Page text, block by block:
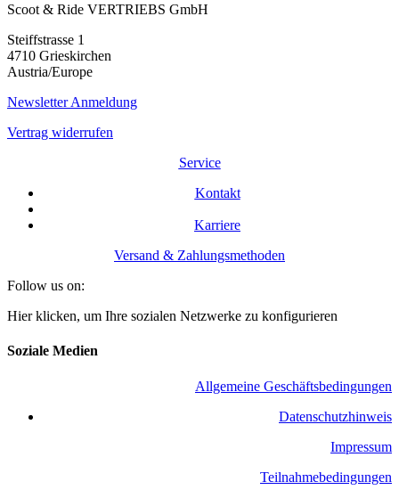
Scoot & Ride VERTRIEBS GmbH
Steiffstrasse 1
4710 Grieskirchen
Austria/Europe
Newsletter Anmeldung
Vertrag widerrufen
Service
Kontakt
Karriere
Versand & Zahlungsmethoden
Follow us on:
Hier klicken, um Ihre sozialen Netzwerke zu konfigurieren
Soziale Medien
Allgemeine Geschäftsbedingungen
​Datenschutzhinweis
Impressum
Teilnahmebedingungen